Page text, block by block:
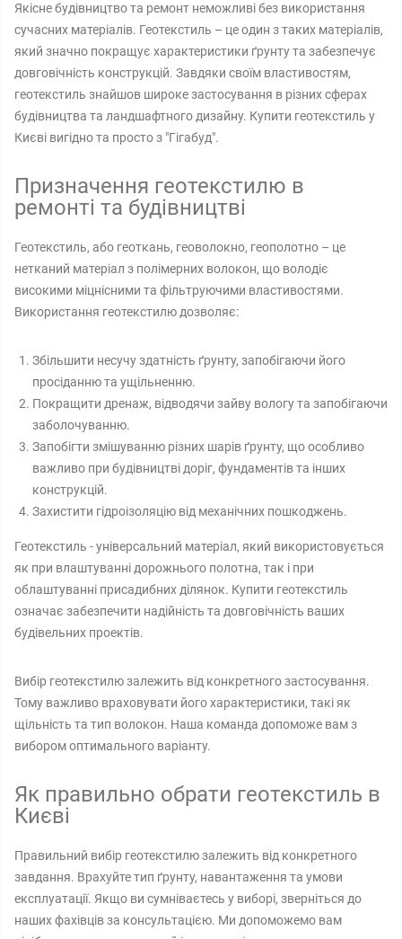
Якісне будівництво та ремонт неможливі без використання
сучасних матеріалів. Геотекстиль – це один з таких матеріалів,
який значно покращує характеристики ґрунту та забезпечує
довговічність конструкцій. Завдяки своїм властивостям,
геотекстиль знайшов широке застосування в різних сферах
будівництва та ландшафтного дизайну. Купити геотекстиль у
Києві вигідно та просто з "Гігабуд".
Призначення геотекстилю в
ремонті та будівництві
Геотекстиль, або геоткань, геоволокно, геополотно – це
нетканий матеріал з полімерних волокон, що володіє
високими міцнісними та фільтруючими властивостями.
Використання геотекстилю дозволяє:
Збільшити несучу здатність ґрунту, запобігаючи його
просіданню та ущільненню.
Покращити дренаж, відводячи зайву вологу та запобігаючи
заболочуванню.
Запобігти змішуванню різних шарів ґрунту, що особливо
важливо при будівництві доріг, фундаментів та інших
конструкцій.
Захистити гідроізоляцію від механічних пошкоджень.
Геотекстиль - універсальний матеріал, який використовується
як при влаштуванні дорожнього полотна, так і при
облаштуванні присадибних ділянок. Купити геотекстиль
означає забезпечити надійність та довговічність ваших
будівельних проектів.
Вибір геотекстилю залежить від конкретного застосування.
Тому важливо враховувати його характеристики, такі як
щільність та тип волокон. Наша команда допоможе вам з
вибором оптимального варіанту.
Як правильно обрати геотекстиль в
Києві
Правильний вибір геотекстилю залежить від конкретного
завдання. Врахуйте тип ґрунту, навантаження та умови
експлуатації. Якщо ви сумніваєтесь у виборі, зверніться до
наших фахівців за консультацією. Ми допоможемо вам